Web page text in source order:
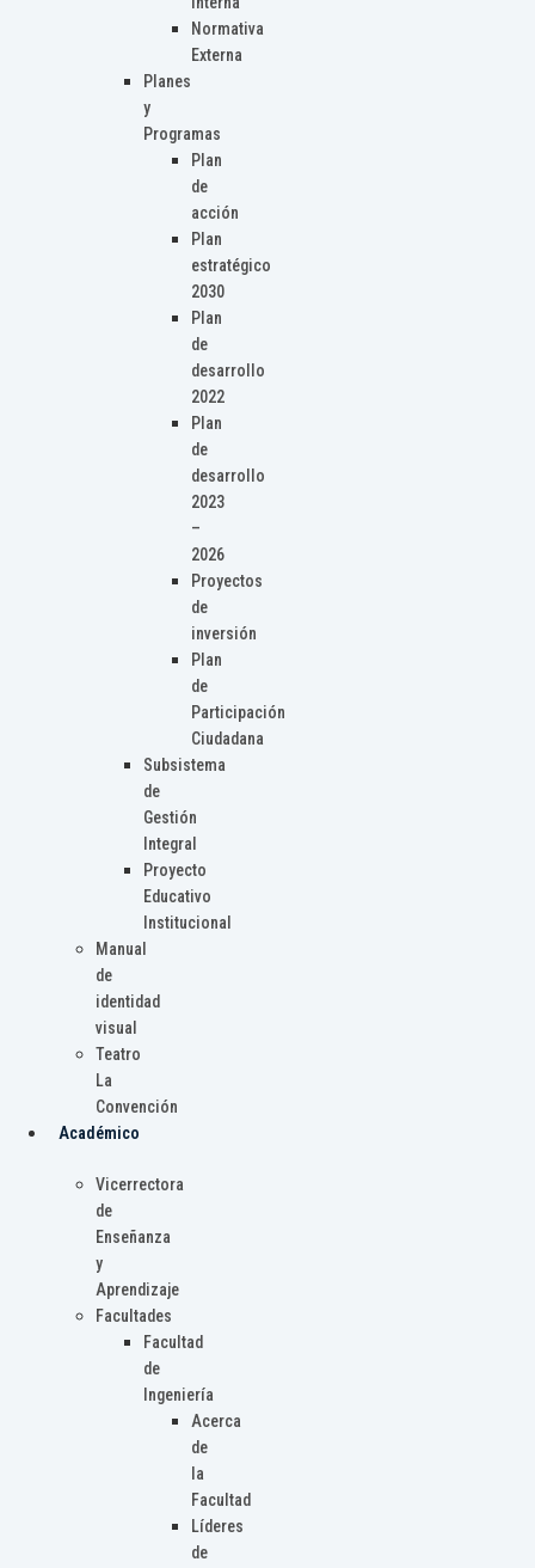
Normativa
Externa
Planes
y
Programas
Plan
de
acción
Plan
estratégico
2030
Plan
de
desarrollo
2022
Plan
de
desarrollo
2023
–
2026
Proyectos
de
inversión
Plan
de
Participación
Ciudadana
Subsistema
de
Gestión
Integral
Proyecto
Educativo
Institucional
Manual
de
identidad
visual
Teatro
La
Convención
Académico
Vicerrectora
de
Enseñanza
y
Aprendizaje
Facultades
Facultad
de
Ingeniería
Acerca
de
la
Facultad
Líderes
de